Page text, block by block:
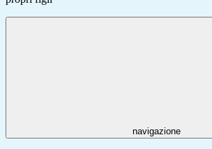
navigazione